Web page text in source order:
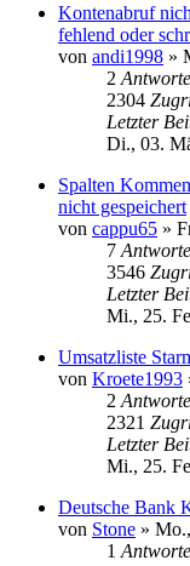
Kontenabruf
fehlend oder
von andi1998 »
2
2304
Letzter
Di., 03.
Spalten
nicht gespeichert
von cappu65 »
7
3546
Letzter
Mi., 25.
Umsatzliste
von Kroete1993
2
2321
Letzter
Mi., 25.
Deutsche Bank
von Stone »
1